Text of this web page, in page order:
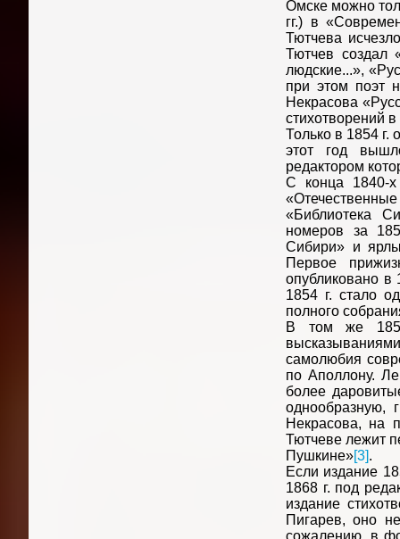
Омске можно
гг.) в
Тютчева
Тютчев создал
людские...»,
при этом поэт
Некрасова
стихотворений
Только в 1854
этот год
редактором
С конца 1840-х
«Библиотека
номеров за
Сибири» и
Первое
опубликовано в
1854 г. стало
полного
В том же
самолюбия
по Аполлону.
более
однообразную,
Некрасова, на
Тютчеве лежит
Пушкине»[3].
Если издание
1868 г. под
издание
Пигарев, оно
сожалению, в